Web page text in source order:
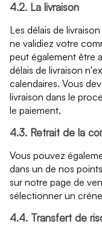
4.2. La livraison
Les délais de
ne validiez votre
peut également être
délais de livraison
calendaires. Vous
livraison dans le
le paiement.
4.3. Retrait de la
Vous pouvez
dans un de nos
sur notre page de
sélectionner un
4.4. Transfert de